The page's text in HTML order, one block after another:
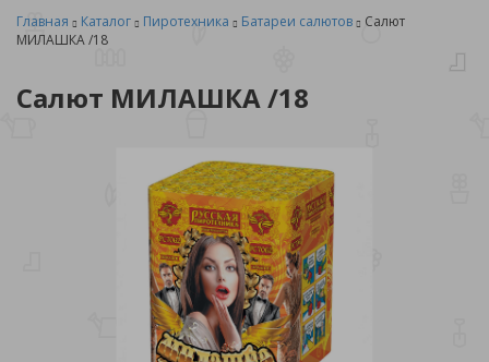
Главная Каталог Пиротехника Батареи салютов
Салют
МИЛАШКА /18
Салют МИЛАШКА /18